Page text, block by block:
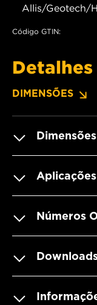
Allis/Geotech/
Código GTIN:
DIMENSÕES
Dimensões
Aplicações
Números